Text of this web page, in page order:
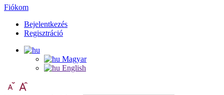
Fiókom
Bejelentkezés
Regisztráció
Magyar
English